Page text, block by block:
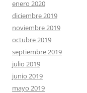
enero 2020
diciembre 2019
noviembre 2019
octubre 2019
septiembre 2019
julio 2019
junio 2019
mayo 2019